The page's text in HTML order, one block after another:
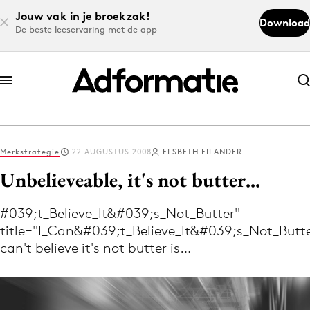
Jouw vak in je broekzak!
De beste leeservaring met de app
Download
Abonneer nu
Abonneer nu
Log in
Download de app
Volg het laatste nieuws via de Adformatie
Nieuws app
Merkstrategie 22 AUGUSTUS 2008 ELSBETH EILANDER
Unbelieveable, it's not butter...
#039;t_Believe_It&#039;s_Not_Butter"
can't believe it's not butter is…